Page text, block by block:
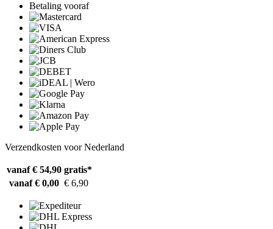
Betaling vooraf
Verzendkosten voor Nederland
vanaf € 54,90 gratis*
vanaf € 0,00 € 6,90